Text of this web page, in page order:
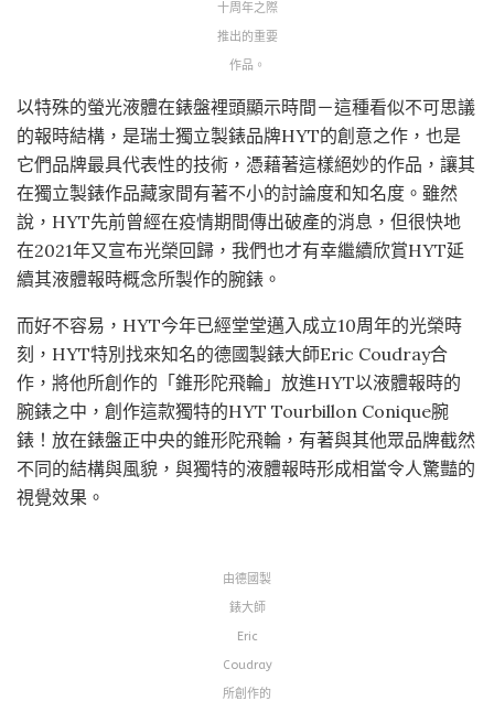
十周年之際
推出的重要
作品。
以特殊的螢光液體在錶盤裡頭顯示時間－這種看似不可思議
的報時結構，是瑞士獨立製錶品牌HYT的創意之作，也是
它們品牌最具代表性的技術，憑藉著這樣絕妙的作品，讓其
在獨立製錶作品藏家間有著不小的討論度和知名度。雖然
說，HYT先前曾經在疫情期間傳出破產的消息，但很快地
在2021年又宣布光榮回歸，我們也才有幸繼續欣賞HYT延
續其液體報時概念所製作的腕錶。
而好不容易，HYT今年已經堂堂邁入成立10周年的光榮時
刻，HYT特別找來知名的德國製錶大師Eric Coudray合
作，將他所創作的「錐形陀飛輪」放進HYT以液體報時的
腕錶之中，創作這款獨特的HYT Tourbillon Conique腕
錶！放在錶盤正中央的錐形陀飛輪，有著與其他眾品牌截然
不同的結構與風貌，與獨特的液體報時形成相當令人驚豔的
視覺效果。
由德國製
錶大師
Eric
Coudray
所創作的